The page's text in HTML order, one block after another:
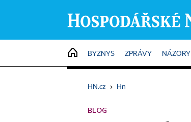
HOME
BYZNYS ZPRÁVY NÁZORY
HN.cz › Hn
BLOG